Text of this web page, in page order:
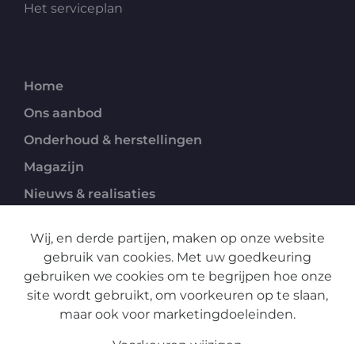
Home
Ons aanbod
Onderhoud & herstellingen
Magazijn
Nieuws & realisaties
Contact
Jobs
Het serviceplan
Privacy
Wij, en derde partijen, maken op onze website
gebruik van cookies. Met uw goedkeuring
gebruiken we cookies om te begrijpen hoe onze
site wordt gebruikt, om voorkeuren op te slaan,
maar ook voor marketingdoeleinden.